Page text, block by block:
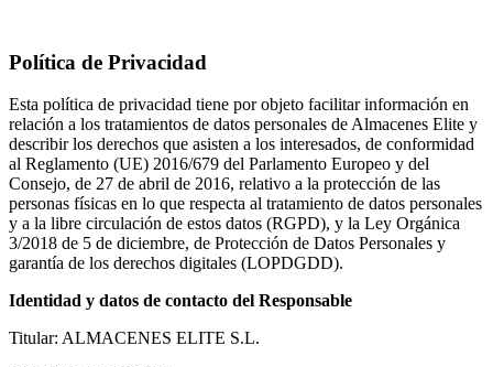
Política de Privacidad
Esta política de privacidad tiene por objeto facilitar información en
relación a los tratamientos de datos personales de Almacenes Elite y
describir los derechos que asisten a los interesados, de conformidad
al Reglamento (UE) 2016/679 del Parlamento Europeo y del
Consejo, de 27 de abril de 2016, relativo a la protección de las
personas físicas en lo que respecta al tratamiento de datos personales
y a la libre circulación de estos datos (RGPD), y la Ley Orgánica
3/2018 de 5 de diciembre, de Protección de Datos Personales y
garantía de los derechos digitales (LOPDGDD).
Identidad y datos de contacto del Responsable
Titular: ALMACENES ELITE S.L.